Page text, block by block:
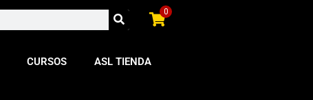
0
CURSOS ASL TIENDA